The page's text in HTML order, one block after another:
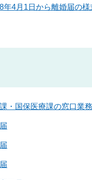
年4月1日から離婚届の様
・国保医療課の窓口業